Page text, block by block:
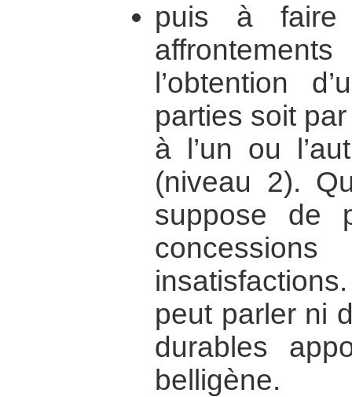
puis à
l’obtention
parties soit
à l’un ou
(niveau 2).
suppose de
peut parler ni
durables
belligène.